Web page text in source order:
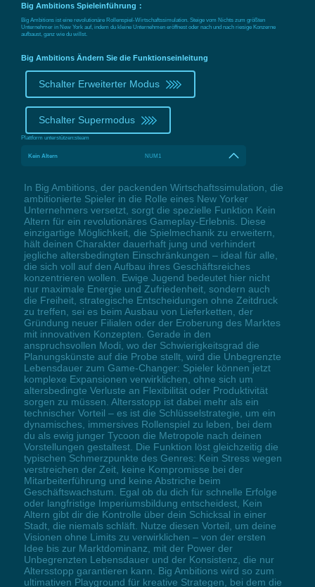
Big Ambitions Spieleinführung：
Big Ambitions ist eine revolutionäre Rollenspiel-Wirtschaftssimulation. Steige vom Nichts zum größten
Unternehmer in New York auf, indem du kleine Unternehmen eröffnest oder nach und nach riesige Konzerne
aufbaust, ganz wie du willst.
Big Ambitions Ändern Sie die Funktionseinleitung
Schalter Erweiterter Modus
Schalter Supermodus
Plattform unterstützen:steam
Kein Altern NUM1
In Big Ambitions, der packenden Wirtschaftssimulation, die
ambitionierte Spieler in die Rolle eines New Yorker
Unternehmers versetzt, sorgt die spezielle Funktion Kein
Altern für ein revolutionäres Gameplay-Erlebnis. Diese
einzigartige Möglichkeit, die Spielmechanik zu erweitern,
hält deinen Charakter dauerhaft jung und verhindert
jegliche altersbedingten Einschränkungen – ideal für alle,
die sich voll auf den Aufbau ihres Geschäftsreiches
konzentrieren wollen. Ewige Jugend bedeutet hier nicht
nur maximale Energie und Zufriedenheit, sondern auch
die Freiheit, strategische Entscheidungen ohne Zeitdruck
zu treffen, sei es beim Ausbau von Lieferketten, der
Gründung neuer Filialen oder der Eroberung des Marktes
mit innovativen Konzepten. Gerade in den
anspruchsvollen Modi, wo der Schwierigkeitsgrad die
Planungskünste auf die Probe stellt, wird die Unbegrenzte
Lebensdauer zum Game-Changer: Spieler können jetzt
komplexe Expansionen verwirklichen, ohne sich um
altersbedingte Verluste an Flexibilität oder Produktivität
sorgen zu müssen. Altersstopp ist dabei mehr als ein
technischer Vorteil – es ist die Schlüsselstrategie, um ein
dynamisches, immersives Rollenspiel zu leben, bei dem
du als ewig junger Tycoon die Metropole nach deinen
Vorstellungen gestaltest. Die Funktion löst gleichzeitig die
typischen Schmerzpunkte des Genres: Kein Stress wegen
verstreichen der Zeit, keine Kompromisse bei der
Mitarbeiterführung und keine Abstriche beim
Geschäftswachstum. Egal ob du dich für schnelle Erfolge
oder langfristige Imperiumsbildung entscheidest, Kein
Altern gibt dir die Kontrolle über dein Schicksal in einer
Stadt, die niemals schläft. Nutze diesen Vorteil, um deine
Visionen ohne Limits zu verwirklichen – von der ersten
Idee bis zur Marktdominanz, mit der Power der
Unbegrenzten Lebensdauer und der Konsistenz, die nur
Altersstopp garantieren kann. Big Ambitions wird so zum
ultimativen Playground für kreative Strategen, bei dem die